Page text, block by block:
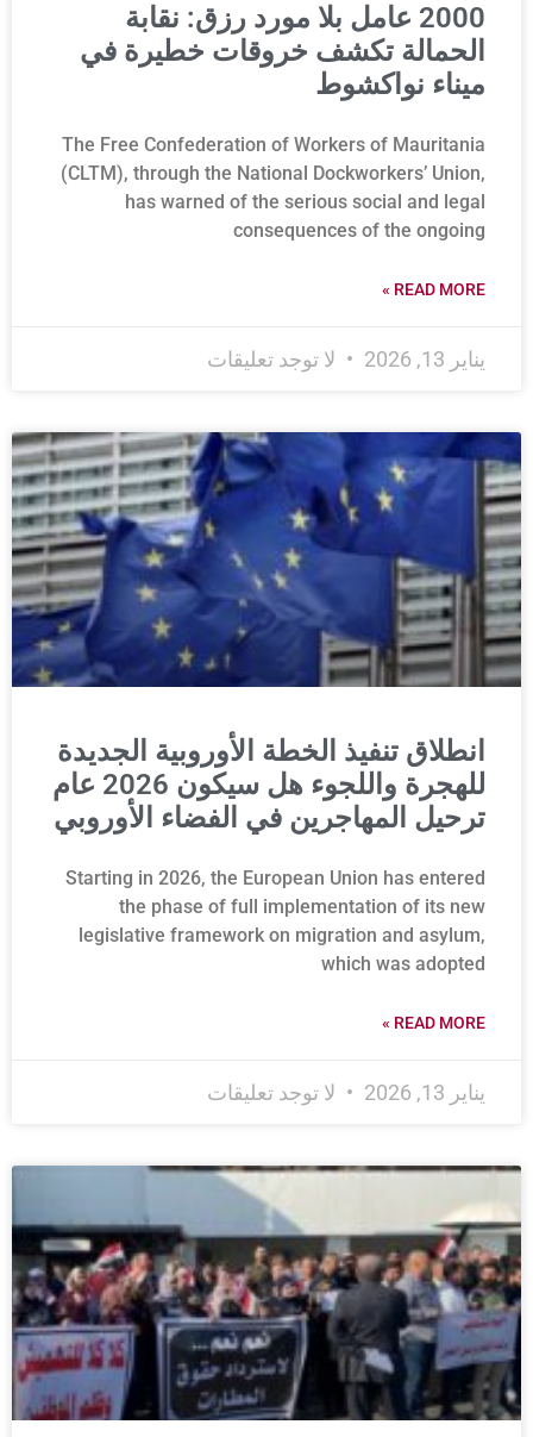
2000 عامل بلا مورد رزق: نقابة
الحمالة تكشف خروقات خطيرة في
ميناء نواكشوط
The Free Confederation of Workers of Mauritania
(CLTM), through the National Dockworkers’ Union,
has warned of the serious social and legal
consequences of the ongoing
READ MORE »
يناير 13, 2026 لا توجد تعليقات
انطلاق تنفيذ الخطة الأوروبية الجديدة
للهجرة واللجوء هل سيكون 2026 عام
ترحيل المهاجرين في الفضاء الأوروبي
Starting in 2026, the European Union has entered
the phase of full implementation of its new
legislative framework on migration and asylum,
which was adopted
READ MORE »
يناير 13, 2026 لا توجد تعليقات